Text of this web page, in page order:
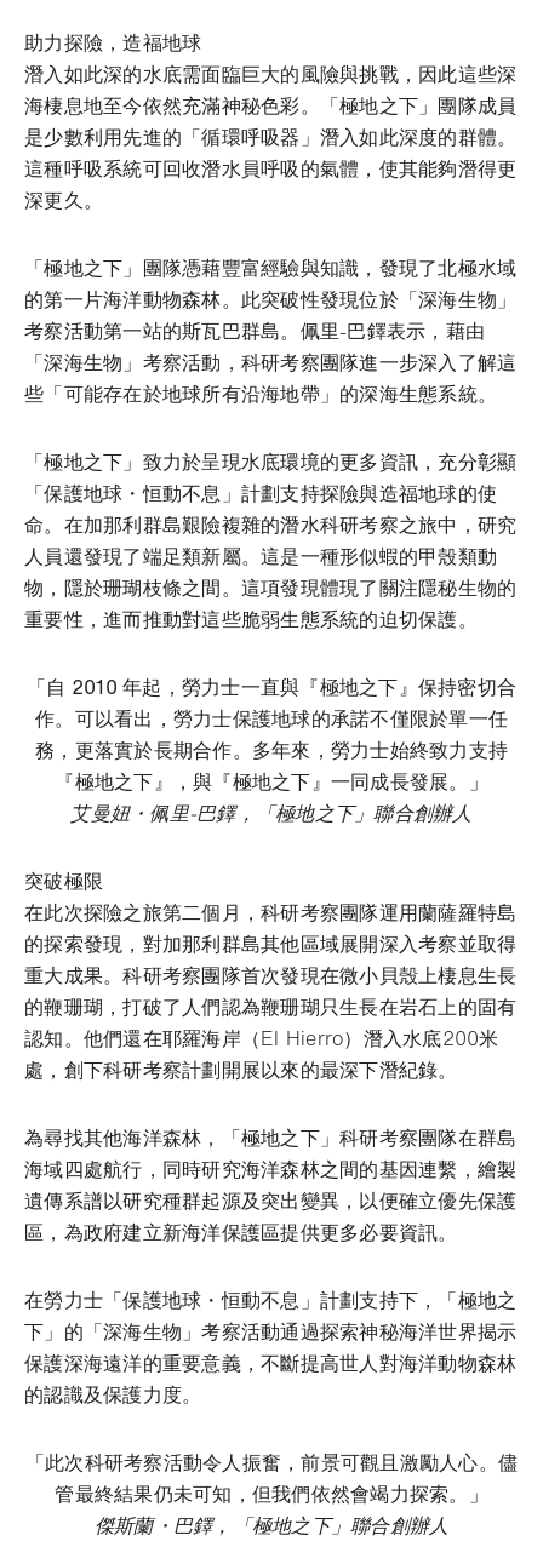
助力探險，造福地球
潛入如此深的水底需面臨巨大的風險與挑戰，因此這些深
海棲息地至今依然充滿神秘色彩。「極地之下」團隊成員
是少數利用先進的「循環呼吸器」潛入如此深度的群體。
這種呼吸系統可回收潛水員呼吸的氣體，使其能夠潛得更
深更久。
「極地之下」團隊憑藉豐富經驗與知識，發現了北極水域
的第一片海洋動物森林。此突破性發現位於「深海生物」
考察活動第一站的斯瓦巴群島。佩里-巴鐸表示，藉由
「深海生物」考察活動，科研考察團隊進一步深入了解這
些「可能存在於地球所有沿海地帶」的深海生態系統。
「極地之下」致力於呈現水底環境的更多資訊，充分彰顯
「保護地球・恒動不息」計劃支持探險與造福地球的使
命。在加那利群島艱險複雜的潛水科研考察之旅中，研究
人員還發現了端足類新屬。這是一種形似蝦的甲殼類動
物，隱於珊瑚枝條之間。這項發現體現了關注隱秘生物的
重要性，進而推動對這些脆弱生態系統的迫切保護。
「自 2010 年起，勞力士一直與『極地之下』保持密切合
作。可以看出，勞力士保護地球的承諾不僅限於單一任
務，更落實於長期合作。多年來，勞力士始終致力支持
『極地之下』，與『極地之下』一同成長發展。」
艾曼妞・佩里-巴鐸，「極地之下」聯合創辦人
突破極限
在此次探險之旅第二個月，科研考察團隊運用蘭薩羅特島
的探索發現，對加那利群島其他區域展開深入考察並取得
重大成果。科研考察團隊首次發現在微小貝殼上棲息生長
的鞭珊瑚，打破了人們認為鞭珊瑚只生長在岩石上的固有
認知。他們還在耶羅海岸（El Hierro）潛入水底200米
處，創下科研考察計劃開展以來的最深下潛紀錄。
為尋找其他海洋森林，「極地之下」科研考察團隊在群島
海域四處航行，同時研究海洋森林之間的基因連繫，繪製
遺傳系譜以研究種群起源及突出變異，以便確立優先保護
區，為政府建立新海洋保護區提供更多必要資訊。
在勞力士「保護地球・恒動不息」計劃支持下，「極地之
下」的「深海生物」考察活動通過探索神秘海洋世界揭示
保護深海遠洋的重要意義，不斷提高世人對海洋動物森林
的認識及保護力度。
「此次科研考察活動令人振奮，前景可觀且激勵人心。儘
管最終結果仍未可知，但我們依然會竭力探索。」
傑斯蘭・巴鐸，「極地之下」聯合創辦人